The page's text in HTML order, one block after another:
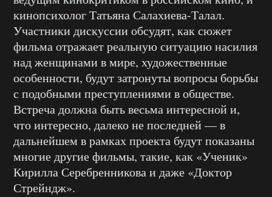
кинопсихолог Татьяна Салахиева-Талал.
Участники дискуссии обсудят, как сюжет
фильма отражает реальную ситуацию насилия
над женщинами в мире, художественные
особенности, будут затронуты вопросы борьбы
с подобными преступлениями в обществе.
Встреча должна быть весьма интересной и,
что интересно, далеко не последней — в
дальнейшем в рамках проекта будут показаны
многие другие фильмы, такие, как «Ученик»
Кирилла Серебренникова и даже «Доктор
Стрейндж».